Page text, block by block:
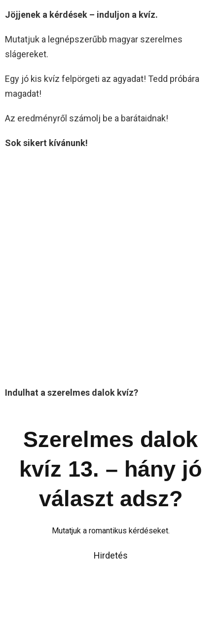
Jöjjenek a kérdések – induljon a kvíz.
Mutatjuk a legnépszerűbb magyar szerelmes
slágereket.
Egy jó kis kvíz felpörgeti az agyadat! Tedd próbára
magadat!
Az eredményről számolj be a barátaidnak!
Sok sikert kívánunk!
Indulhat a szerelmes dalok kvíz?
Szerelmes dalok
kvíz 13. – hány jó
választ adsz?
Mutatjuk a romantikus kérdéseket.
Hirdetés